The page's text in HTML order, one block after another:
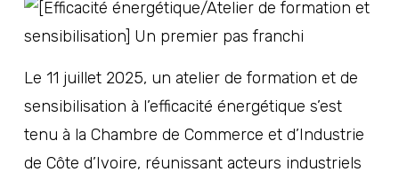
Le 11 juillet 2025, un atelier de formation et de
sensibilisation à l’efficacité énergétique s’est
tenu à la Chambre de Commerce et d’Industrie
de Côte d’Ivoire, réunissant acteurs industriels